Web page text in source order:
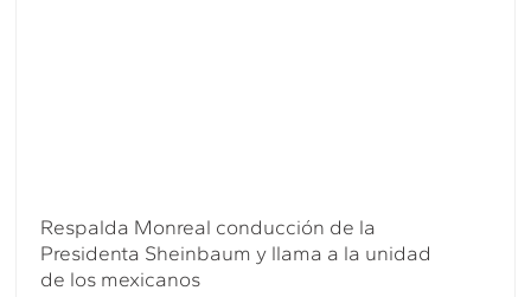
Respalda Monreal conducción de la
Presidenta Sheinbaum y llama a la unidad
de los mexicanos